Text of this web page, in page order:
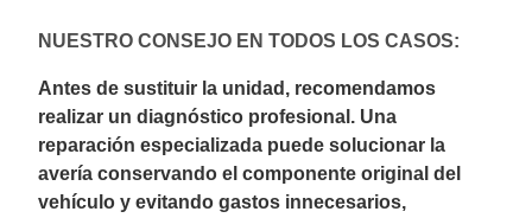
NUESTRO CONSEJO EN TODOS LOS CASOS:
Antes de sustituir la unidad, recomendamos
realizar un diagnóstico profesional. Una
reparación especializada puede solucionar la
avería conservando el componente original del
vehículo y evitando gastos innecesarios,